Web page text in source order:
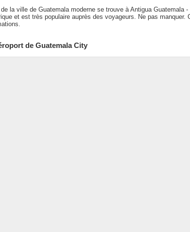
la ville de Guatemala moderne se trouve à Antigua Guatemala -
et est très populaire auprès des voyageurs. Ne pas manquer.
de Guatemala City